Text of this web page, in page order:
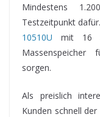
Mindestens
Testzeitpunkt
10510U mit 16
sorgen.
Als preislich
Kunden schnell